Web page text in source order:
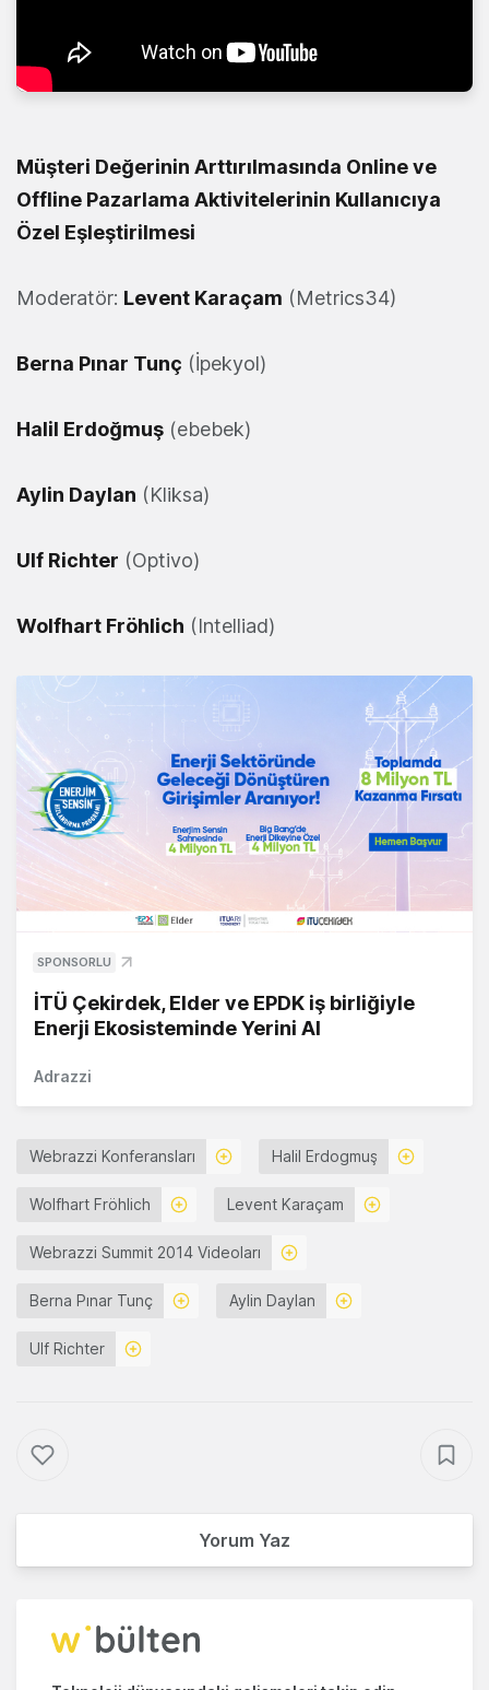
Müşteri Değerinin Arttırılmasında Online ve
Offline Pazarlama Aktivitelerinin Kullanıcıya
Özel Eşleştirilmesi
Moderatör: Levent Karaçam (Metrics34)
Berna Pınar Tunç (İpekyol)
Halil Erdoğmuş (ebebek)
Aylin Daylan (Kliksa)
Ulf Richter (Optivo)
Wolfhart Fröhlich (Intelliad)
SPONSORLU
İTÜ Çekirdek, Elder ve EPDK iş birliğiyle
Enerji Ekosisteminde Yerini Al
Adrazzi
Webrazzi Konferansları Halil Erdogmuş
Wolfhart Fröhlich Levent Karaçam
Webrazzi Summit 2014 Videoları
Berna Pınar Tunç Aylin Daylan
Ulf Richter
Yorum Yaz